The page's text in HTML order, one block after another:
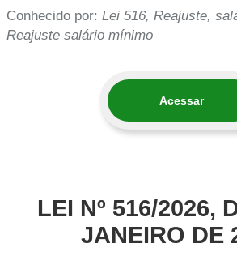
Conhecido por: Lei 516, Reajuste,
Reajuste salário mínimo
Acessar
LEI Nº 516/2026,
JANEIRO DE